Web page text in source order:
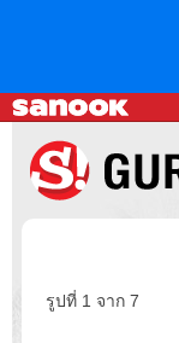
รูปที่ 1 จาก 7